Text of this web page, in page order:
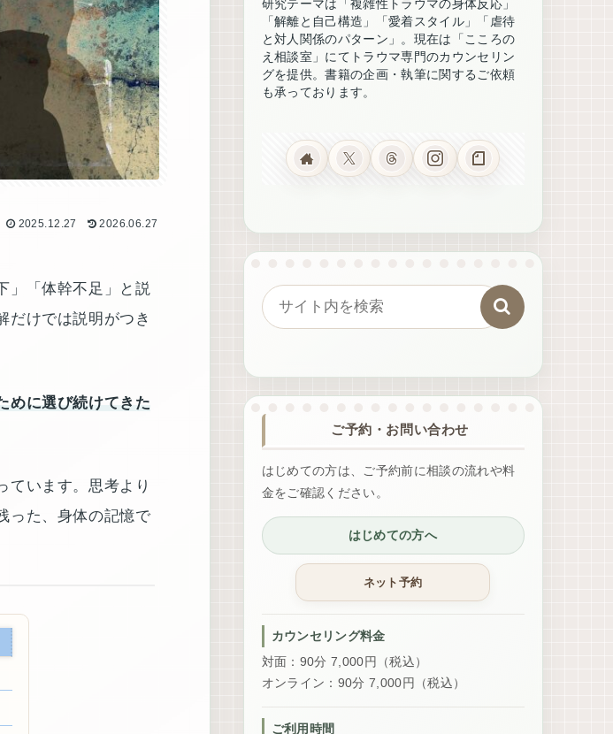
2025.12.27 2026.06.27
」「体幹不足」と説
だけでは説明がつき
めに選び続けてきた
ています。思考より
った、身体の記憶で
研究テーマは「複雑性トラウマの身体反応」
「解離と自己構造」「愛着スタイル」「虐待
と対人関係のパターン」。現在は「こころの
え相談室」にてトラウマ専門のカウンセリン
グを提供。書籍の企画・執筆に関するご依頼
も承っております。
ご予約・お問い合わせ
はじめての方は、ご予約前に相談の流れや料
金をご確認ください。
はじめての方へ
カウンセリング料金
対面：90分 7,000円（税込）
オンライン：90分 7,000円（税込）
ご利用時間